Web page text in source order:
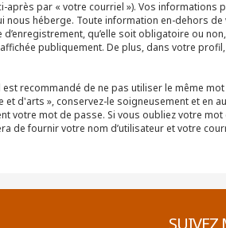
par « votre courriel »). Vos informations
héberge. Toute information en-dehors de
qu’elle soit obligatoire ou
publiquement. De plus, dans votre
recommandé de ne pas utiliser le même
d'arts », conservez-le soigneusement et en
votre mot de passe. Si vous oubliez votre
de fournir votre nom d’utilisateur et votre
SUIVEZ